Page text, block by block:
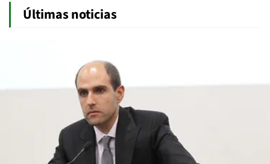
Últimas noticias